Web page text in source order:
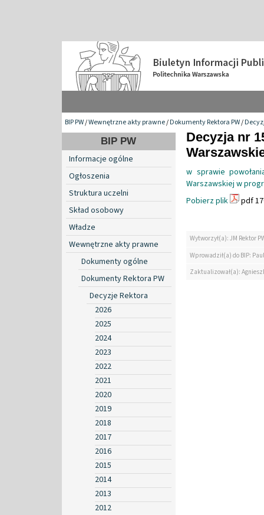
BIP PW/Wewnętrzne akty prawne/Dokumenty Rektora PW/
BIP PW
Informacje ogólne
Ogłoszenia
Struktura uczelni
Skład osobowy
Władze
Wewnętrzne akty prawne
Dokumenty ogólne
Dokumenty Rektora PW
Decyzje Rektora
2026
2025
2024
2023
2022
2021
2020
2019
2018
2017
2016
2015
2014
2013
2012
Decyzja nr
w sprawie
Warszawskiej w
Pobierz plik
pdf
Wytworzył(a): JM Rektor
Wprowadził(a) do BIP:
Zaktualizował(a):